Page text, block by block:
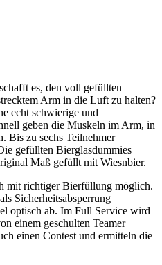
es, den voll gefüllten
Arm in die Luft zu halten?
echt schwierige und
geben die Muskeln im Arm, in
Bis zu sechs Teilnehmer
gefüllten Bierglasdummies
Maß gefüllt mit Wiesnbier.
mit richtiger Bierfüllung möglich.
Sicherheitsabsperrung
optisch ab. Im Full Service wird
einem geschulten Teamer
einen Contest und ermitteln die